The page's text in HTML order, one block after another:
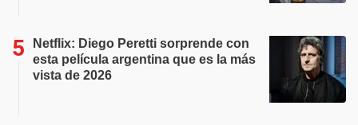
Netflix: Diego Peretti sorprende con
esta película argentina que es la más
vista de 2026